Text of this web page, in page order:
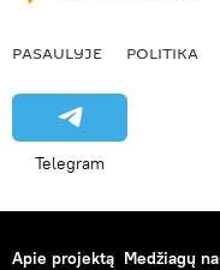
PASAULYJE POLITIKA
Telegram
Apie projektą Medžiagų